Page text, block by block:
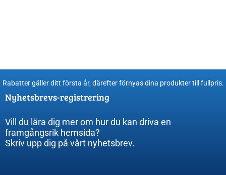
Rabatter gäller ditt första år, därefter förnyas dina produkter till fullpris​.
Nyhetsbrevs-registrering
Vill du lära dig mer om hur du kan driva en
framgångsrik hemsida?
Skriv upp dig på vårt nyhetsbrev.